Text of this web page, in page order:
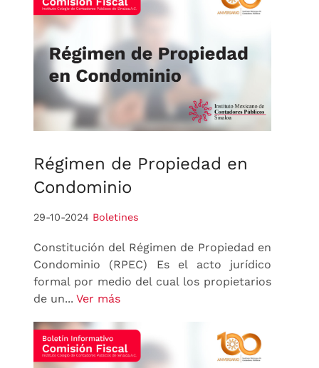
Régimen de Propiedad en
Condominio
29-10-2024 Boletines
Constitución del Régimen de Propiedad en
Condominio (RPEC) Es el acto jurídico
formal por medio del cual los propietarios
de un... Ver más